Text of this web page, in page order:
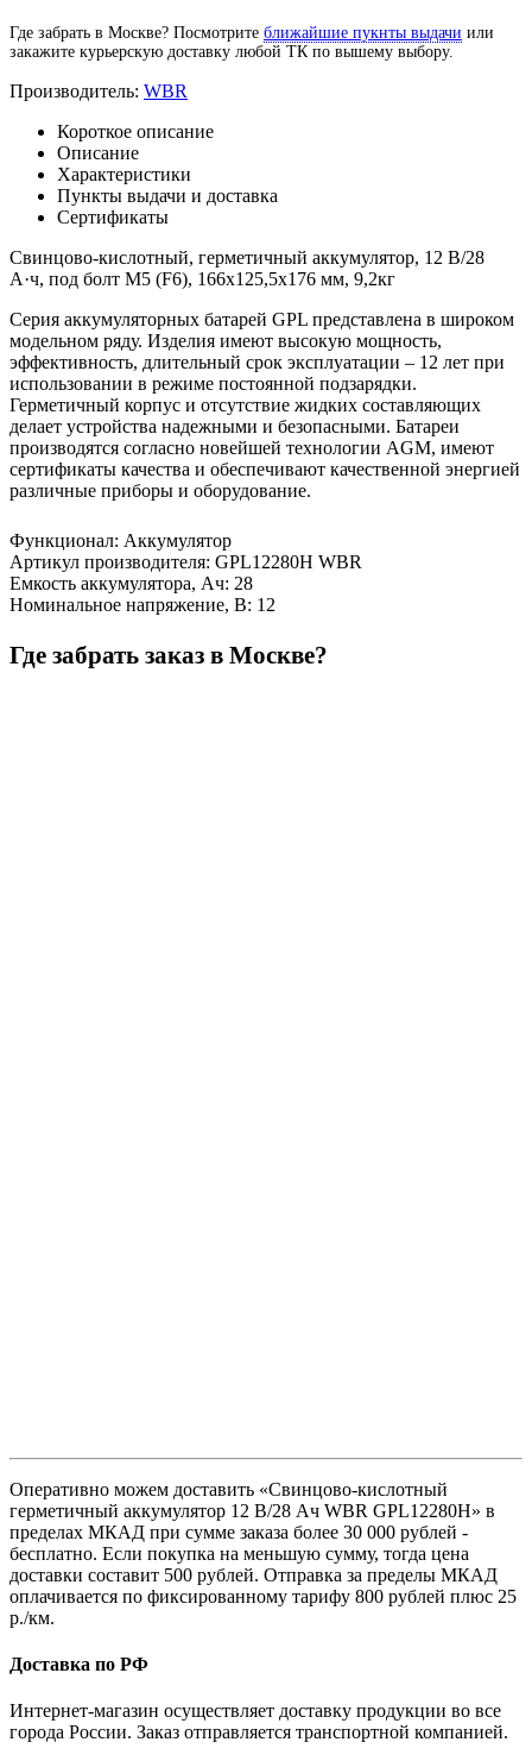
Где забрать в Москве? Посмотрите ближайшие пукнты выдачи или
закажите курьерскую доставку любой ТК по вышему выбору.
Производитель: WBR
Короткое описание
Описание
Характеристики
Пункты выдачи и доставка
Сертификаты
Свинцово-кислотный, герметичный аккумулятор, 12 В/28
А·ч, под болт М5 (F6), 166х125,5х176 мм, 9,2кг
Серия аккумуляторных батарей GPL представлена в широком
модельном ряду. Изделия имеют высокую мощность,
эффективность, длительный срок эксплуатации – 12 лет при
использовании в режиме постоянной подзарядки.
Герметичный корпус и отсутствие жидких составляющих
делает устройства надежными и безопасными. Батареи
производятся согласно новейшей технологии AGM, имеют
сертификаты качества и обеспечивают качественной энергией
различные приборы и оборудование.
Функционал: Аккумулятор
Артикул производителя: GPL12280H WBR
Емкость аккумулятора, Ач: 28
Номинальное напряжение, В: 12
Где забрать заказ в Москве?
Оперативно можем доставить «Свинцово-кислотный
герметичный аккумулятор 12 В/28 Ач WBR GPL12280H» в
пределах МКАД при сумме заказа более 30 000 рублей -
бесплатно. Если покупка на меньшую сумму, тогда цена
доставки составит 500 рублей. Отправка за пределы МКАД
оплачивается по фиксированному тарифу 800 рублей плюс 25
р./км.
Доставка по РФ
Интернет-магазин осуществляет доставку продукции во все
города России. Заказ отправляется транспортной компанией.